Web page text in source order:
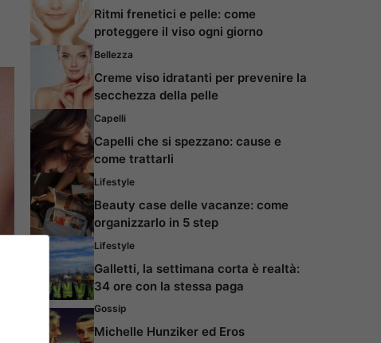
Ritmi frenetici e pelle: come
proteggere il viso ogni giorno
Bellezza
Creme viso idratanti per prevenire la
secchezza della pelle
Capelli
Capelli che si spezzano: cause e
come trattarli
Lifestyle
Beauty case delle vacanze: come
organizzarlo in 5 step
Lifestyle
Galletti, la settimana corta è realtà:
34 ore con la stessa paga
Gossip
Michelle Hunziker ed Eros